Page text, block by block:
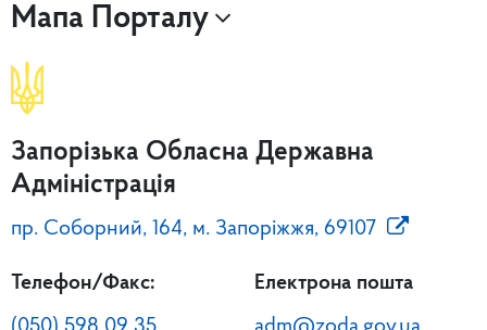
Мапа Порталу
Запорізька Обласна Державна
Адміністрація
пр. Соборний, 164, м. Запоріжжя, 69107
Телефон/Факс:
Електрона пошта